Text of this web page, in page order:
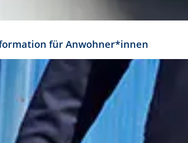
für Anwohner*innen